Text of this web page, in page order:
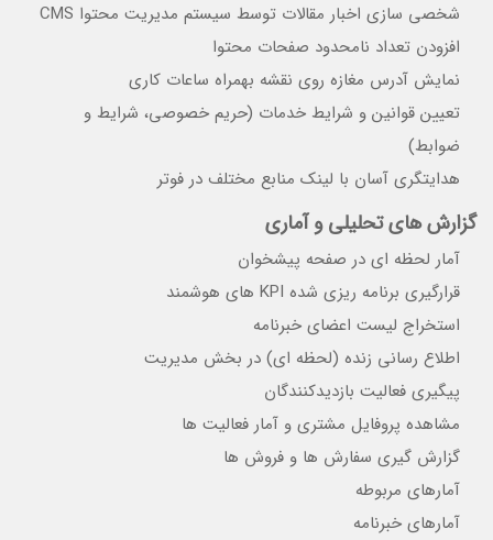
شخصی سازی اخبار مقالات توسط سیستم مدیریت محتوا CMS
افزودن تعداد نامحدود صفحات محتوا
نمایش آدرس مغازه روی نقشه بهمراه ساعات کاری
تعیین قوانین و شرایط خدمات (حریم خصوصی، شرایط و
ضوابط)
هدایتگری آسان با لینک منابع مختلف در فوتر
گزارش های تحلیلی و آماری
آمار لحظه ای در صفحه پیشخوان
قرارگیری برنامه ریزی شده KPI های هوشمند
استخراج لیست اعضای خبرنامه
اطلاع رسانی زنده (لحظه ای) در بخش مدیریت
پیگیری فعالیت بازدیدکنندگان
مشاهده پروفایل مشتری و آمار فعالیت ها
گزارش گیری سفارش ها و فروش ها
آمارهای مربوطه
آمارهای خبرنامه